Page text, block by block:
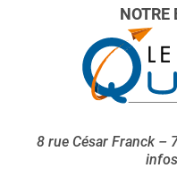
NOTRE
8 rue César Franck –